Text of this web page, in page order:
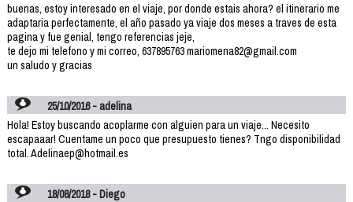
buenas, estoy interesado en el viaje, por donde estais ahora? el itinerario me
adaptaria perfectamente, el año pasado ya viaje dos meses a traves de esta
pagina y fue genial, tengo referencias jeje,
te dejo mi telefono y mi correo, 637895763 mariomena82@gmail.com
un saludo y gracias
25/10/2016 - adelina
Hola! Estoy buscando acoplarme con alguien para un viaje... Necesito
escapaaar! Cuentame un poco que presupuesto tienes? Tngo disponibilidad
total. Adelinaep@hotmail.es
18/08/2018 - Diego